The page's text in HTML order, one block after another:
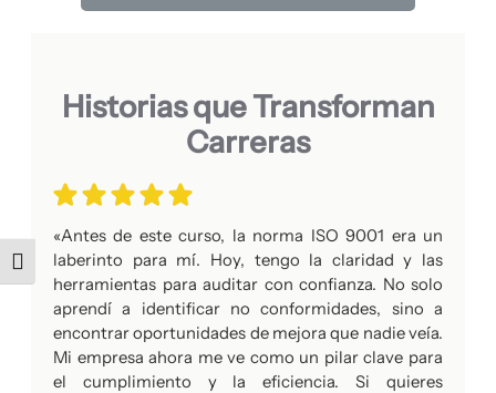
Alternar tamaño de letra
Historias que Transforman
Carreras
«Antes de este curso, la norma ISO 9001 era un
laberinto para mí. Hoy, tengo la claridad y las
herramientas para auditar con confianza. No solo
aprendí a identificar no conformidades, sino a
encontrar oportunidades de mejora que nadie veía.
Mi empresa ahora me ve como un pilar clave para
el cumplimiento y la eficiencia. Si quieres